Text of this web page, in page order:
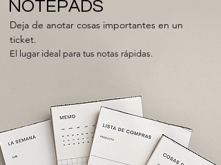
Deja de anotar cosas importantes en un
ticket.
El lugar ideal para tus notas rápidas.
NOTEPADS